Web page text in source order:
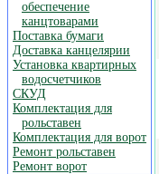
обеспечение
канцтоварами
Поставка бумаги
Доставка канцелярии
Установка квартирных
водосчетчиков
СКУД
Комплектация для
рольставен
Комплектация для ворот
Ремонт рольставен
Ремонт ворот